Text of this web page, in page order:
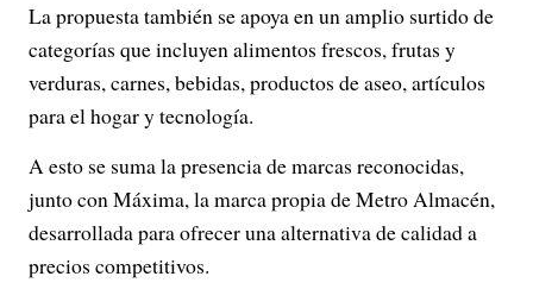
La propuesta también se apoya en un amplio surtido de
categorías que incluyen alimentos frescos, frutas y
verduras, carnes, bebidas, productos de aseo, artículos
para el hogar y tecnología.
A esto se suma la presencia de marcas reconocidas,
junto con Máxima, la marca propia de Metro Almacén,
desarrollada para ofrecer una alternativa de calidad a
precios competitivos.